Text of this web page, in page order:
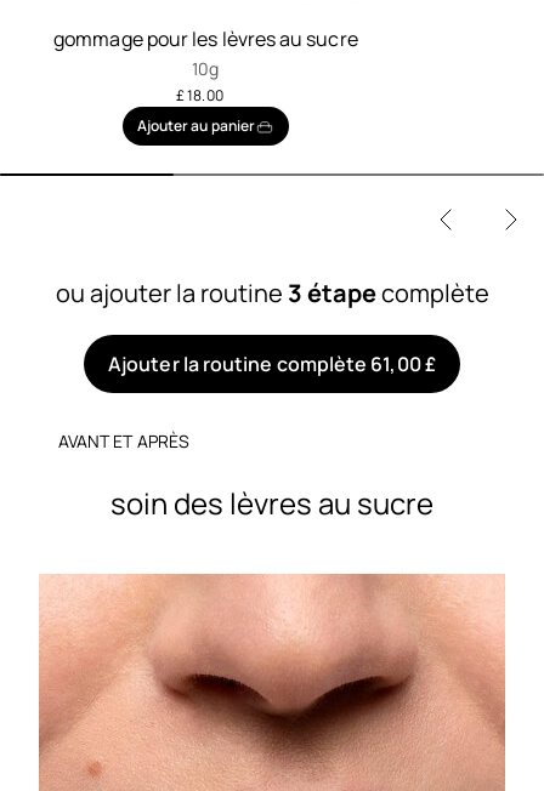
gommage pour les lèvres au sucre
10g
£ 18.00
Ajouter au panier
ou ajouter la routine 3 étapecomplète
Ajouter la routine complète 61,00 £
AVANT ET APRÈS
soin des lèvres au sucre